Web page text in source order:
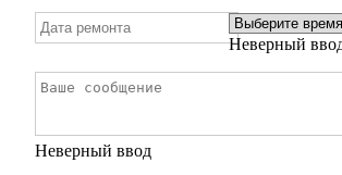
Неверный
Неверный ввод